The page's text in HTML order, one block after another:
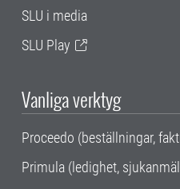
SLU i media
SLU Play
Vanliga verktyg
Proceedo (beställningar,
Primula (ledighet,